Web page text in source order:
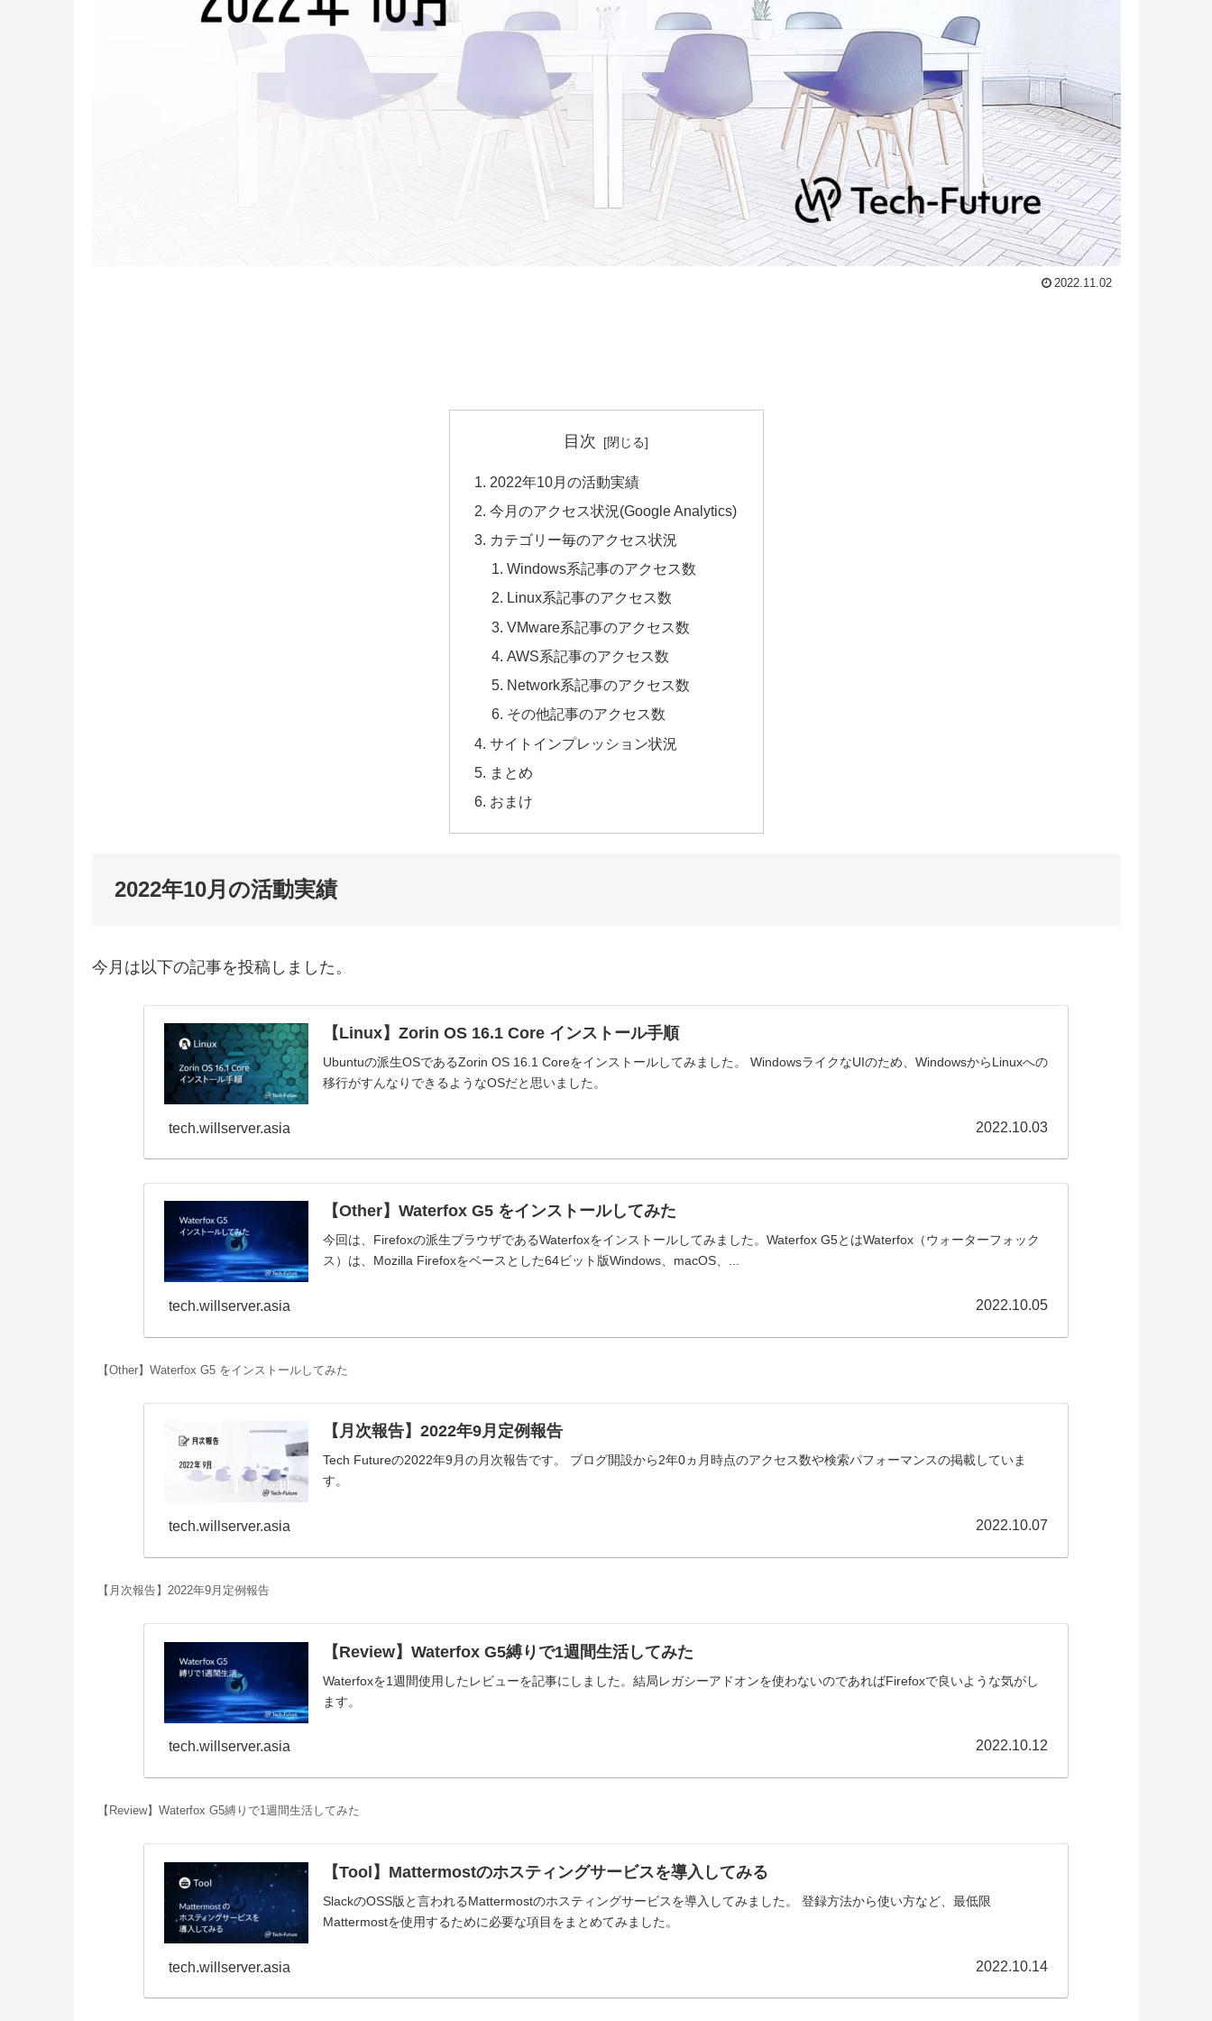
2022.11.02
目次
2022年10月の活動実績
今月のアクセス状況(Google Analytics)
カテゴリー毎のアクセス状況
Windows系記事のアクセス数
Linux系記事のアクセス数
VMware系記事のアクセス数
AWS系記事のアクセス数
Network系記事のアクセス数
その他記事のアクセス数
サイトインプレッション状況
まとめ
おまけ
2022年10月の活動実績
今月は以下の記事を投稿しました。
【Linux】Zorin OS 16.1 Core インストール手順
Ubuntuの派生OSであるZorin OS 16.1 Coreをインストールしてみました。 WindowsライクなUIのため、WindowsからLinuxへの
移行がすんなりできるようなOSだと思いました。
tech.willserver.asia 2022.10.03
【Other】Waterfox G5 をインストールしてみた
今回は、Firefoxの派生ブラウザであるWaterfoxをインストールしてみました。Waterfox G5とはWaterfox（ウォーターフォック
ス）は、Mozilla Firefoxをベースとした64ビット版Windows、macOS、...
tech.willserver.asia 2022.10.05
【Other】Waterfox G5 をインストールしてみた
【月次報告】2022年9月定例報告
Tech Futureの2022年9月の月次報告です。 ブログ開設から2年0ヵ月時点のアクセス数や検索パフォーマンスの掲載していま
す。
tech.willserver.asia 2022.10.07
【月次報告】2022年9月定例報告
【Review】Waterfox G5縛りで1週間生活してみた
Waterfoxを1週間使用したレビューを記事にしました。結局レガシーアドオンを使わないのであればFirefoxで良いような気がし
ます。
tech.willserver.asia 2022.10.12
【Review】Waterfox G5縛りで1週間生活してみた
【Tool】Mattermostのホスティングサービスを導入してみる
SlackのOSS版と言われるMattermostのホスティングサービスを導入してみました。 登録方法から使い方など、最低限
Mattermostを使用するために必要な項目をまとめてみました。
tech.willserver.asia 2022.10.14